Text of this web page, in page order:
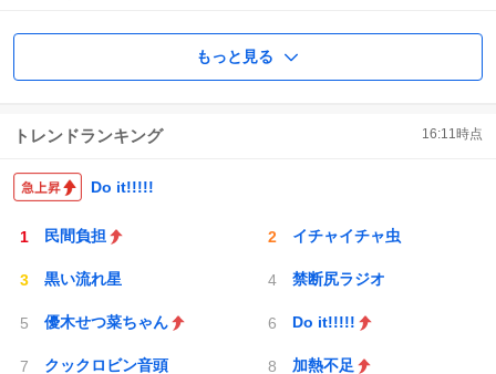
もっと見る
トレンドランキング 16:11時点
Do it!!!!!
民間負担 イチャイチャ虫
黒い流れ星 禁断尻ラジオ
優木せつ菜ちゃん Do it!!!!!
クックロビン音頭 加熱不足